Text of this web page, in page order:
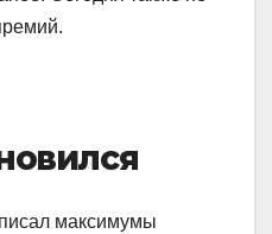
максимумы